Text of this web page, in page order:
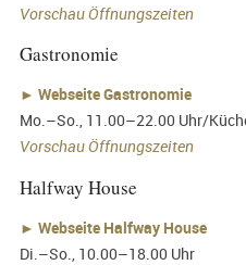
Vorschau Öffnungszeiten
Gastronomie
► Webseite Gastronomie
Mo.–So., 11.00–22.00 Uhr/
Vorschau Öffnungszeiten
Halfway House
► Webseite Halfway House
Di.–So., 10.00–18.00 Uhr